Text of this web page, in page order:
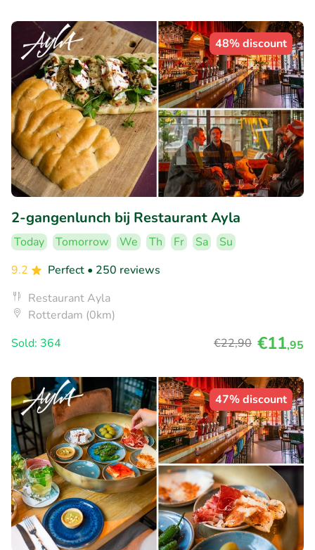
48% discount
2-gangenlunch bij Restaurant Ayla
Today Tomorrow We Th Fr Sa
Su
9.2
Perfect • 250 reviews
Restaurant Ayla
Rotterdam (0km)
Sold: 364
€22,90 €11,95
47% discount